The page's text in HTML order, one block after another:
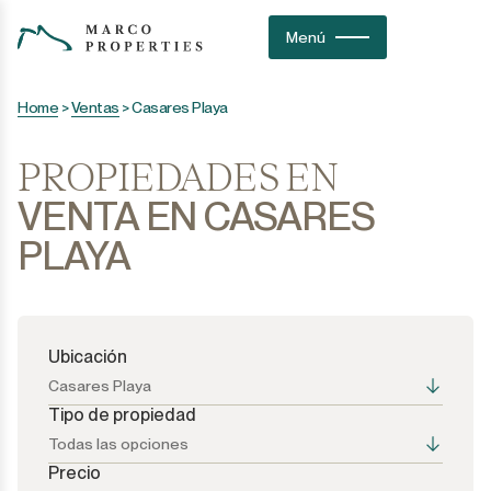
Menú
Home >Ventas >Casares Playa
PROPIEDADES EN
VENTA EN CASARES
PLAYA
Ubicación
Casares Playa
Todas las opciones
Tipo de propiedad
Todas las opciones
Todas las opciones
Precio